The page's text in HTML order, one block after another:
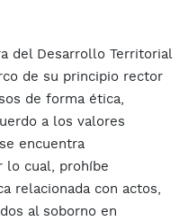
del Desarrollo Territorial
de su principio rector
de forma ética,
a los valores
encuentra
lo cual, prohíbe
relacionada con actos,
al soborno en